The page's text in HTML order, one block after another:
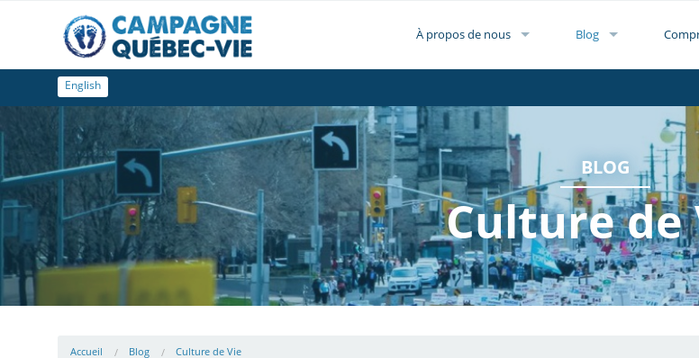
À propos de nous Blog
English
BLOG
Culture de
Accueil Blog Culture de Vie